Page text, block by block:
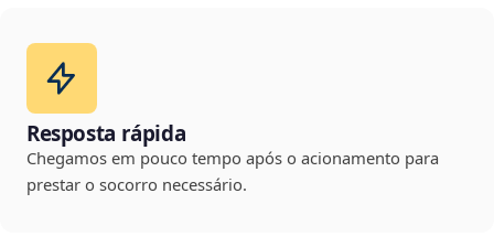
Resposta rápida
Chegamos em pouco tempo após o acionamento para
prestar o socorro necessário.